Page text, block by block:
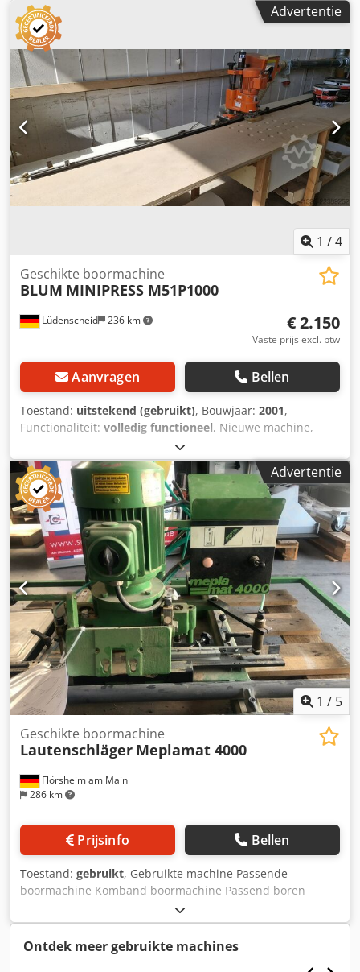
Advertentie
1 /4
Lüdenscheid 236 km
Geschikte boormachine
BLUM MINIPRESS M51P1000
€ 2.150
Vaste prijs excl. btw
Aanvragen Bellen
Toestand: uitstekend (gebruikt), Bouwjaar: 2001,
Functionaliteit: volledig functioneel, Nieuwe machine,
gekocht in 2020. Ideaal voor: Meubelproductie
Keukenproductie Timmermannen/meubelmakers
Seriematige boorgaten voor Blum-beslag en scharnieren
Technische specificaties: Csdpfx Aeznkufea Djha 3 × 400 V
1,1 kW Professionele industriële uitvoering De machine
komt uit een opheffingspartij van een werkplaats.
Leveringsomvang: Machine Aanslagen/accessoires,
onderstel zoals op de foto's Gebruiksaanwijzing
Bezichtiging/proefdraaien is mogelijk na overleg.
Advertentie
1 / 5
Flörsheim am Main
286 km
Geschikte boormachine
Lautenschläger Meplamat 4000
Prijsinfo Bellen
Toestand: gebruikt, Gebruikte machine Passende
boormachine Komband boormachine Passend boren
(Grasboorpatroon) 6 boorspindels in serie (32 steek) (één
spindel van de 8 boorkop is defect) 4 andere boorspindels
stroomopwaarts voor kopboren Pneumatische diepte-
instelling van de vasthoudaanslag Aansluiting: 16 A / 380 V
Ontdek meer gebruikte machines